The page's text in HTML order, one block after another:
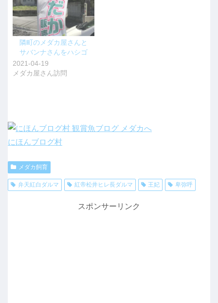
隣町のメダカ屋さんと
サバンナさんをハシゴ
2021-04-19
メダカ屋さん訪問
にほんブログ村
メダカ飼育
弁天紅白ダルマ 紅帝松井ヒレ長ダルマ 王妃 卑弥呼
スポンサーリンク